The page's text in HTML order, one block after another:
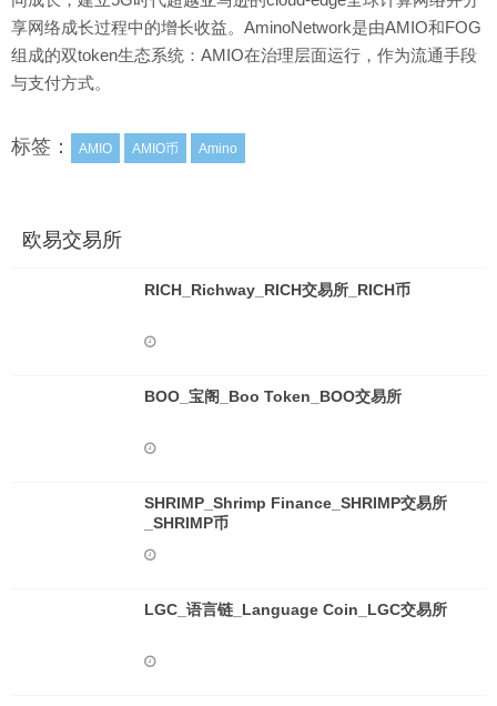
享网络成长过程中的增长收益。AminoNetwork是由AMIO和FOG
组成的双token生态系统：AMIO在治理层面运行，作为流通手段
与支付方式。
标签： AMIO AMIO币 Amino
欧易交易所
RICH_Richway_RICH交易所_RICH币
BOO_宝阁_Boo Token_BOO交易所
SHRIMP_Shrimp Finance_SHRIMP交易所
_SHRIMP币
LGC_语言链_Language Coin_LGC交易所